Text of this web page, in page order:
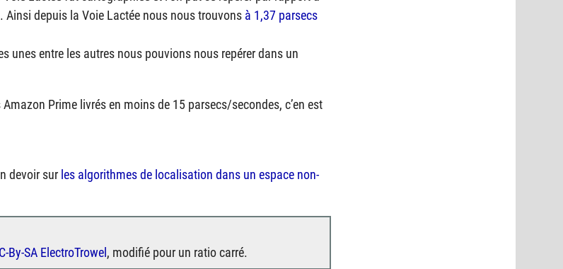
Ainsi depuis la Voie Lactée nous nous trouvons à 1,37 parsecs
unes entre les autres nous pouvions nous repérer dans un
Prime livrés en moins de 15 parsecs/secondes, c’en est
devoir sur les algorithmes de localisation dans un espace non-
By-SA ElectroTrowel , modifié pour un ratio carré.